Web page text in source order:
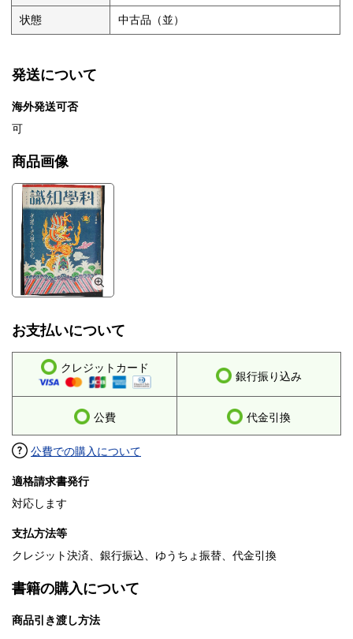
状態 中古品（並）
発送について
海外発送可否
可
商品画像
お支払いについて
クレジットカード
銀行振り込み
公費 代金引換
公費での購入について
適格請求書発行
対応します
支払方法等
クレジット決済、銀行振込、ゆうちょ振替、代金引換
書籍の購入について
商品引き渡し方法